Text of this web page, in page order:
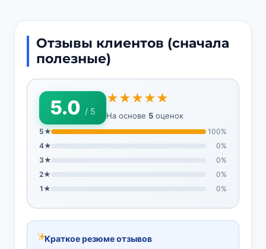
Отзывы клиентов (сначала
полезные)
5.0 / 5
★★★★★
На основе 5 оценок
5★
100%
4★
0%
3★
0%
2★
0%
1★
0%
Краткое резюме отзывов